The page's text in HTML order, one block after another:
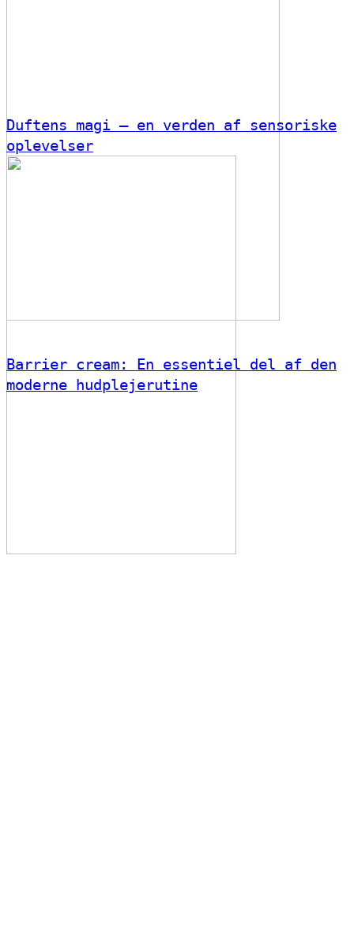
Duftens magi – en verden af sensoriske
oplevelser
Barrier cream: En essentiel del af den
moderne hudplejerutine